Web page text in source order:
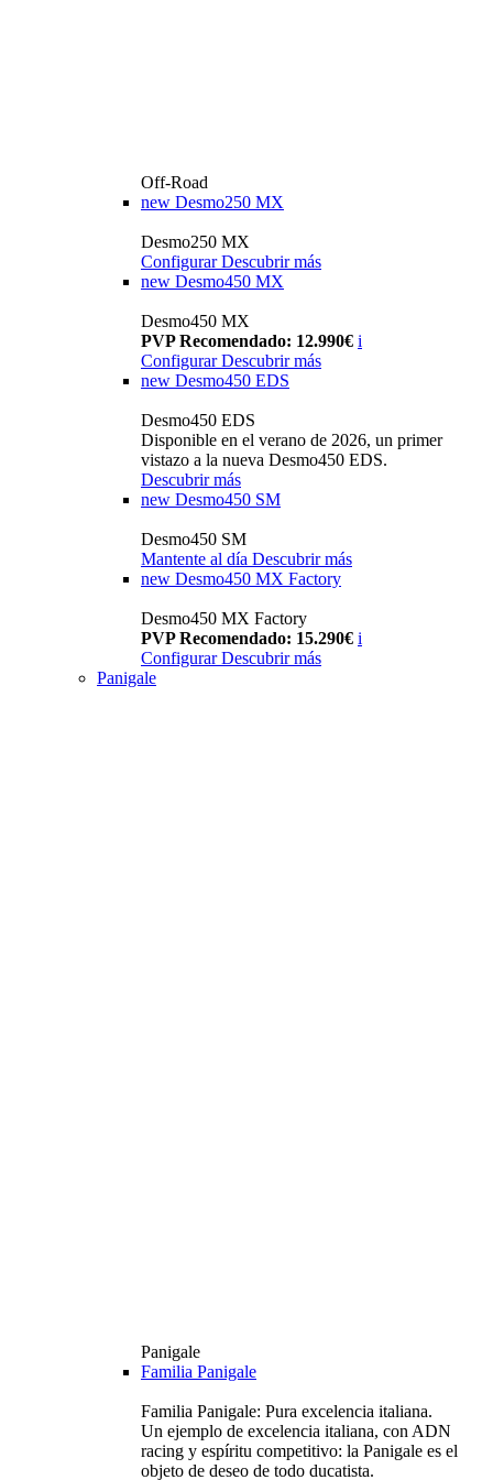
Off-Road
new Desmo250 MX
Desmo250 MX
Configurar Descubrir más
new Desmo450 MX
Desmo450 MX
PVP Recomendado: 12.990€ i
Configurar Descubrir más
new Desmo450 EDS
Desmo450 EDS
Disponible en el verano de 2026, un primer
vistazo a la nueva Desmo450 EDS.
Descubrir más
new Desmo450 SM
Desmo450 SM
Mantente al día Descubrir más
new Desmo450 MX Factory
Desmo450 MX Factory
PVP Recomendado: 15.290€ i
Configurar Descubrir más
Panigale
Panigale
Familia Panigale
Familia Panigale: Pura excelencia italiana.
Un ejemplo de excelencia italiana, con ADN
racing y espíritu competitivo: la Panigale es el
objeto de deseo de todo ducatista.